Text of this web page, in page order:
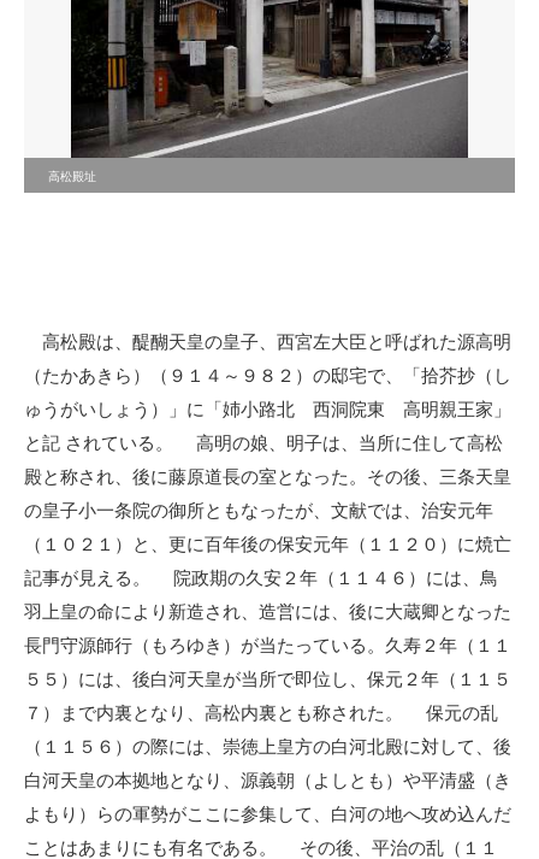
高松殿址
高松殿は、醍醐天皇の皇子、西宮左大臣と呼ばれた源高明
（たかあきら）（９１４～９８２）の邸宅で、「拾芥抄（し
ゅうがいしょう）」に「姉小路北 西洞院東 高明親王家」
と記 されている。 高明の娘、明子は、当所に住して高松
殿と称され、後に藤原道長の室となった。その後、三条天皇
の皇子小一条院の御所ともなったが、文献では、治安元年
（１０２１）と、更に百年後の保安元年（１１２０）に焼亡
記事が見える。 院政期の久安２年（１１４６）には、鳥
羽上皇の命により新造され、造営には、後に大蔵卿となった
長門守源師行（もろゆき）が当たっている。久寿２年（１１
５５）には、後白河天皇が当所で即位し、保元２年（１１５
７）まで内裏となり、高松内裏とも称された。 保元の乱
（１１５６）の際には、崇徳上皇方の白河北殿に対して、後
白河天皇の本拠地となり、源義朝（よしとも）や平清盛（き
よもり）らの軍勢がここに参集して、白河の地へ攻め込んだ
ことはあまりにも有名である。 その後、平治の乱（１１